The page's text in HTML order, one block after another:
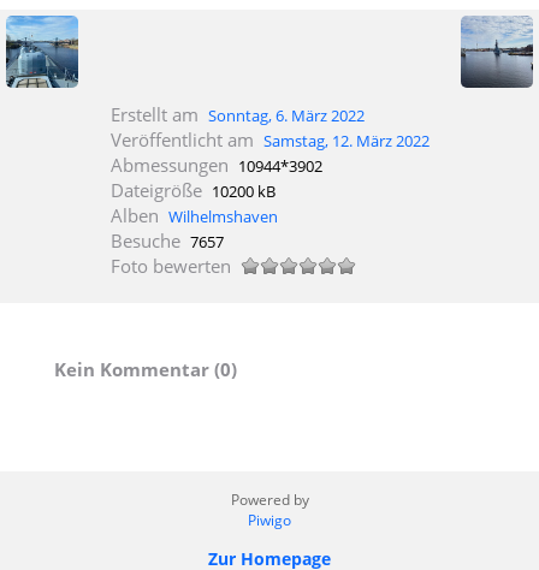
Erstellt am Sonntag, 6. März 2022
Veröffentlicht am Samstag, 12. März 2022
Abmessungen 10944*3902
Dateigröße 10200 kB
Alben Wilhelmshaven
Besuche 7657
Foto bewerten
Kein Kommentar (0)
Powered by
Piwigo
Zur Homepage